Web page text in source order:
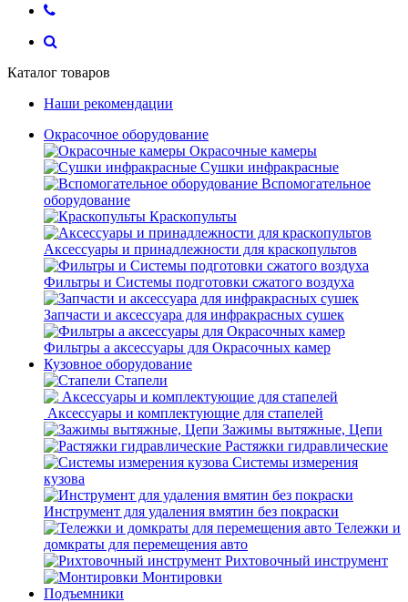
Каталог товаров
Наши рекомендации
Окрасочное оборудование
Окрасочные камеры
Сушки инфракрасные
Вспомогательное
оборудование
Краскопульты
Аксессуары и принадлежности для краскопультов
Фильтры и Системы подготовки сжатого воздуха
Запчасти и аксессуара для инфракрасных сушек
Фильтры а аксессуары для Окрасочных камер
Кузовное оборудование
Стапели
Аксессуары и комплектующие для стапелей
Зажимы вытяжные, Цепи
Растяжки гидравлические
Системы измерения
кузова
Инструмент для удаления вмятин без покраски
Тележки и
домкраты для перемещения авто
Рихтовочный инструмент
Монтировки
Подъемники